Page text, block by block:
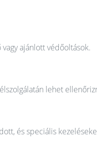
ajánlott védőoltások.
lehet
és speciális